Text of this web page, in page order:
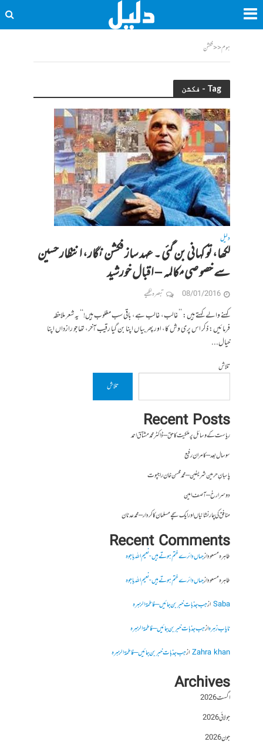
ہوم<<فکشن
Tag - فکشن
دلیل
لکھا، تو کہانی بن گئی ۔ عہد ساز فکشن نگار، انتظار حسین
سے خصوصی مکالمہ – اقبال خورشید
08/01/2016 تبصرہ لکھیے
کہنے والے کہتے ہیں: ’’غالب، غالب ہے، باقی سب مغلوب ہیں!‘‘ یہ شعر ملاحظہ
فرمائیں: ذکر اس پری وش کا، اور پھر بیاں اپنا بن گیا رقیب آخر، تھا جو رازداں اپنا
خیال...
تلاش
تلاش
Recent Posts
ریاست کے وسائل پر ملکیت کا حق – ڈاکٹر محمد مشتاق احمد
سو سال بعد – کامران رفیع
پاسبانِ حرمین شریفین – محمد محسن خان راجپوت
دوسرا رخ – آصف امین
منافق کی چار نشانیاں اور ایک سچے مسلمان کا کردار – محمد عدنان
Recent Comments
طاہرہ مسعودازجہاں دائرے ختم ہوتے ہیں- نعیم اللہ باجوہ
طاہرہ مسعودازجہاں دائرے ختم ہوتے ہیں- نعیم اللہ باجوہ
Sabaازجب جذبات خبر بن جائیں – فاطمۃالزہرہ
نایاب زہرہازجب جذبات خبر بن جائیں – فاطمۃالزہرہ
Zahra khanازجب جذبات خبر بن جائیں – فاطمۃالزہرہ
Archives
اگست 2026
جولائی 2026
جون 2026